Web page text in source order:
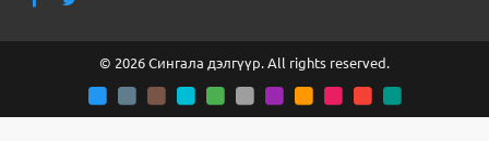
© 2026 Сингала дэлгүүр. All rights reserved.